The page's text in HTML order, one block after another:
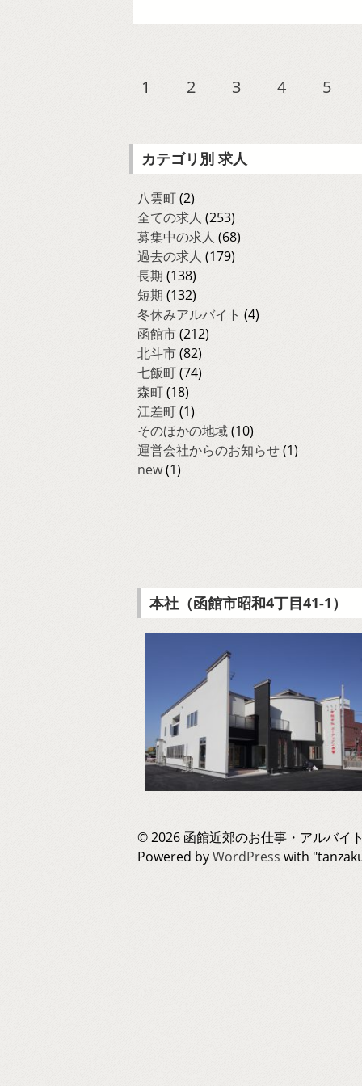
1 2 3 4 5
カテゴリ別 求人
八雲町(2)
全ての求人 (253)
募集中の求人 (68)
過去の求人 (179)
長期 (138)
短期 (132)
冬休みアルバイト (4)
函館市(212)
北斗市(82)
七飯町(74)
森町(18)
江差町(1)
そのほかの地域(10)
運営会社からのお知らせ(1)
new(1)
本社（函館市昭和4丁目41-1）
© 2026 函館近郊のお仕事・アルバイ
Powered byWordPress with